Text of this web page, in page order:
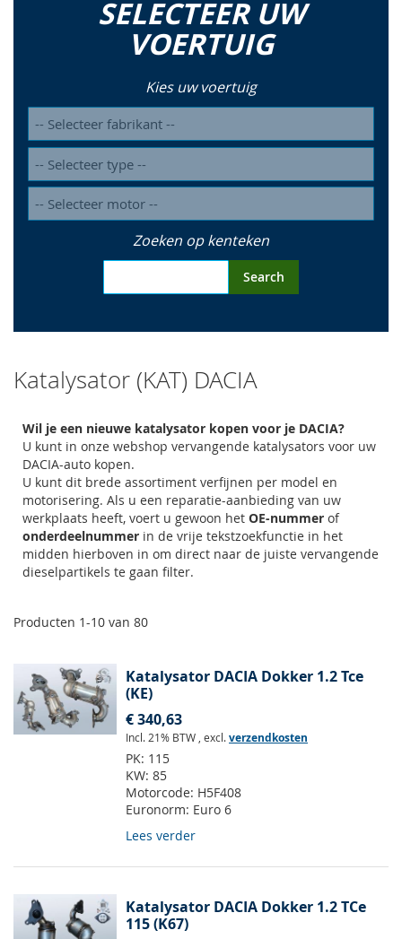
SELECTEER UW
VOERTUIG
Kies uw voertuig
Zoeken op kenteken
Search
Katalysator (KAT) DACIA
Wil je een nieuwe katalysator kopen voor je DACIA?
U kunt in onze webshop vervangende katalysators voor uw
DACIA-auto kopen.
U kunt dit brede assortiment verfijnen per model en
motorisering. Als u een reparatie-aanbieding van uw
werkplaats heeft, voert u gewoon het OE-nummer of
onderdeelnummer in de vrije tekstzoekfunctie in het
midden hierboven in om direct naar de juiste vervangende
dieselpartikels te gaan filter.
Producten 1-10 van 80
Katalysator DACIA Dokker 1.2 Tce
(KE)
€ 340,63
Incl. 21% BTW , excl.verzendkosten
PK: 115
KW: 85
Motorcode: H5F408
Euronorm: Euro 6
Lees verder
Katalysator DACIA Dokker 1.2 TCe
115 (K67)